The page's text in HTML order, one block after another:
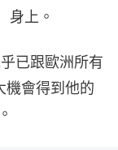
身上。
已跟歐洲所有
機會得到他的